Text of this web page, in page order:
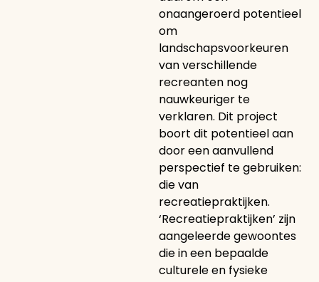
onaangeroerd potentieel
om
landschapsvoorkeuren
van verschillende
recreanten nog
nauwkeuriger te
verklaren. Dit project
boort dit potentieel aan
door een aanvullend
perspectief te gebruiken:
die van
recreatiepraktijken.
‘Recreatiepraktijken’ zijn
aangeleerde gewoontes
die in een bepaalde
culturele en fysieke